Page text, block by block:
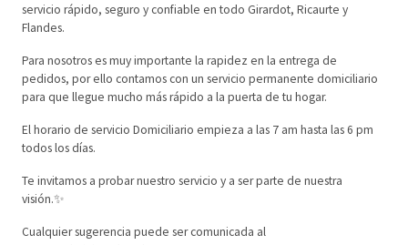
servicio rápido, seguro y confiable en todo Girardot, Ricaurte y
Flandes.
Para nosotros es muy importante la rapidez en la entrega de
pedidos, por ello contamos con un servicio permanente domiciliario
para que llegue mucho más rápido a la puerta de tu hogar.
El horario de servicio Domiciliario empieza a las 7 am hasta las 6 pm
todos los días.
Te invitamos a probar nuestro servicio y a ser parte de nuestra
visión.✨
Cualquier sugerencia puede ser comunicada al